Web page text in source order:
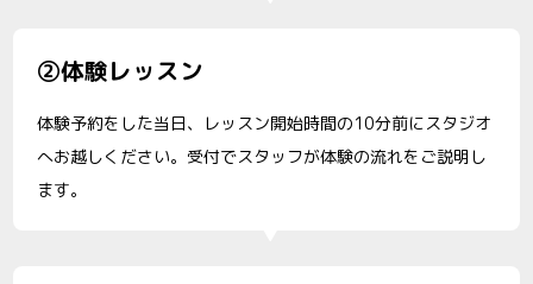
②体験レッスン
体験予約をした当日、レッスン開始時間の10分前にスタジオ
へお越しください。受付でスタッフが体験の流れをご説明し
ます。